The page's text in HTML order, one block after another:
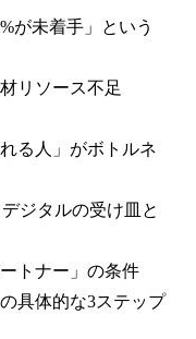
が未着手」という
リソース不足
る人」がボトルネ
ジタルの受け皿と
トナー」の条件
具体的な3ステップ